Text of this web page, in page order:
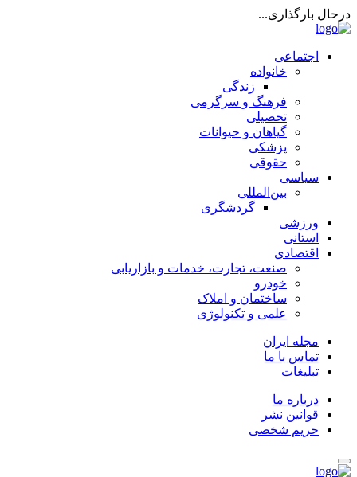
درحال بارگذاری...
اجتماعی
خانواده
زندگی
فرهنگ و سرگرمی
تحصیلی
گیاهان و حیوانات
پزشکی
حقوقی
سیاسی
بین‌المللی
گردشگری
ورزشی
استانی
اقتصادی
صنعت، تجارت، خدمات و بازاریابی
خودرو
ساختمان و املاک
علمی و تکنولوژی
مجله ایران
تماس با ما
تبلیغات
درباره ما
قوانین نشر
حریم شخصی